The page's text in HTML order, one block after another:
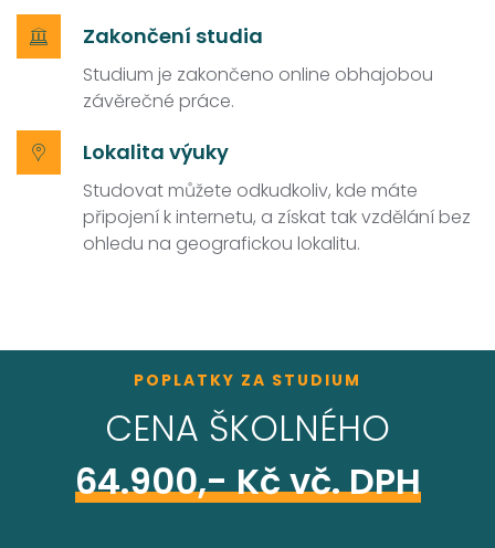
Zakončení studia
Studium je zakončeno online obhajobou
závěrečné práce.
Lokalita výuky
Studovat můžete odkudkoliv, kde máte
připojení k internetu, a získat tak vzdělání bez
ohledu na geografickou lokalitu.
POPLATKY ZA STUDIUM
CENA ŠKOLNÉHO
64.900,- Kč vč. DPH